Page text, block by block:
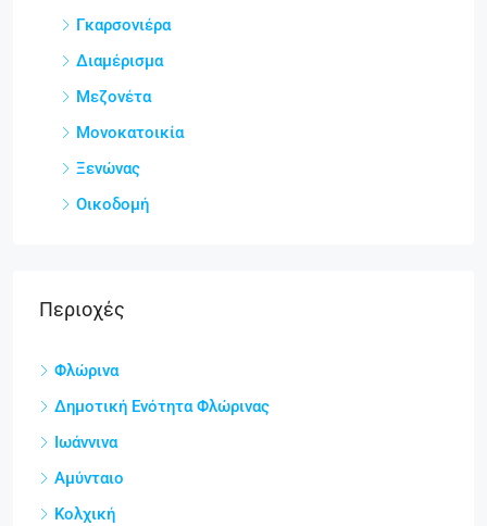
Γκαρσονιέρα
Διαμέρισμα
Μεζονέτα
Μονοκατοικία
Ξενώνας
Οικοδομή
Περιοχές
Φλώρινα
Δημοτική Ενότητα Φλώρινας
Ιωάννινα
Αμύνταιο
Κολχική